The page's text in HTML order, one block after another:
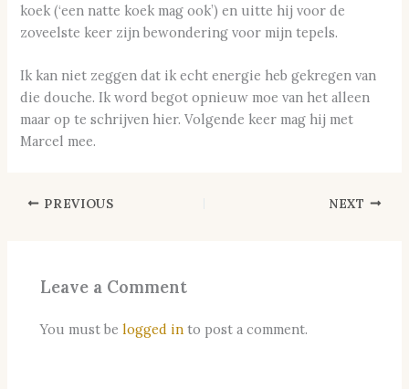
koek (‘een natte koek mag ook’) en uitte hij voor de
zoveelste keer zijn bewondering voor mijn tepels.
Ik kan niet zeggen dat ik echt energie heb gekregen van
die douche. Ik word begot opnieuw moe van het alleen
maar op te schrijven hier. Volgende keer mag hij met
Marcel mee.
PREVIOUS NEXT
Leave a Comment
You must belogged in to post a comment.